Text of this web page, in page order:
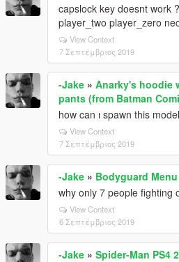
capslock key doesnt work
player_two player_zero
View Context
7 Σεπτέμβριος 2019
-Jake » Anarky's hoodie
pants (from Batman
how can ı spawn this model
View Context
7 Σεπτέμβριος 2019
-Jake » Bodyguard Menu
why only 7 people fighting
View Context
6 Σεπτέμβριος 2019
-Jake » Spider-Man PS4